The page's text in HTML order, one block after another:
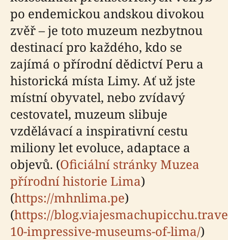
po endemickou andskou divokou
zvěř – je toto muzeum nezbytnou
destinací pro každého, kdo se
zajímá o přírodní dědictví Peru a
historická místa Limy. Ať už jste
místní obyvatel, nebo zvídavý
cestovatel, muzeum slibuje
vzdělávací a inspirativní cestu
miliony let evoluce, adaptace a
objevů. (Oficiální stránky Muzea
přírodní historie Lima)
(https://mhnlima.pe)
(https://
10-impressive-museums-of-lima/)